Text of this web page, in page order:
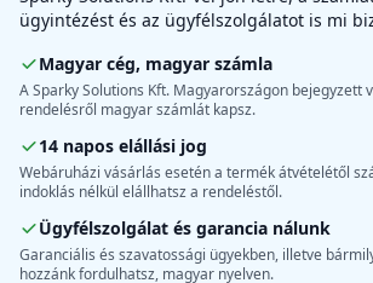
ügyintézést és az ügyfélszolgálatot is mi
Magyar cég, magyar számla
A Sparky Solutions Kft. Magyarországon bejegyzett
rendelésről magyar számlát kapsz.
14 napos elállási jog
Webáruházi vásárlás esetén a termék átvételétől
indoklás nélkül elállhatsz a rendeléstől.
Ügyfélszolgálat és garancia nálunk
Garanciális és szavatossági ügyekben, illetve
hozzánk fordulhatsz, magyar nyelven.